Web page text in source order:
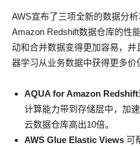
AWS宣布了三项全新的数据分
Amazon Redshift数据仓库的性
动和合并数据变得更加容易，
器学习从业务数据中获得更多价
AQUA for Amazon Redshift
计算能力带到存储层中，加
云数据仓库高出10倍。
AWS Glue Elastic Views 可